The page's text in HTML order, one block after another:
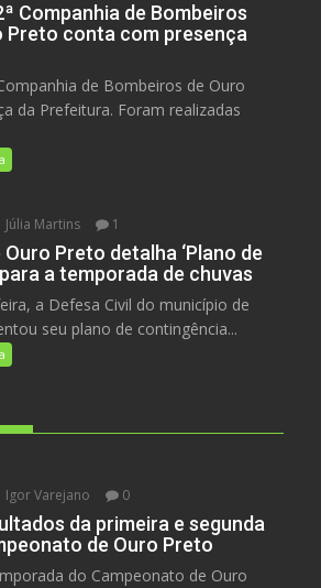
Companhia de Bombeiros
Preto conta com presença
de Bombeiros de Ouro
da Prefeitura. Foram realizadas
Júlia Martins 1
Ouro Preto detalha ‘Plano de
a temporada de chuvas
a Defesa Civil do município de
seu plano de contingência...
Igor Varejano 0
da primeira e segunda
de Ouro Preto
do Campeonato de Ouro